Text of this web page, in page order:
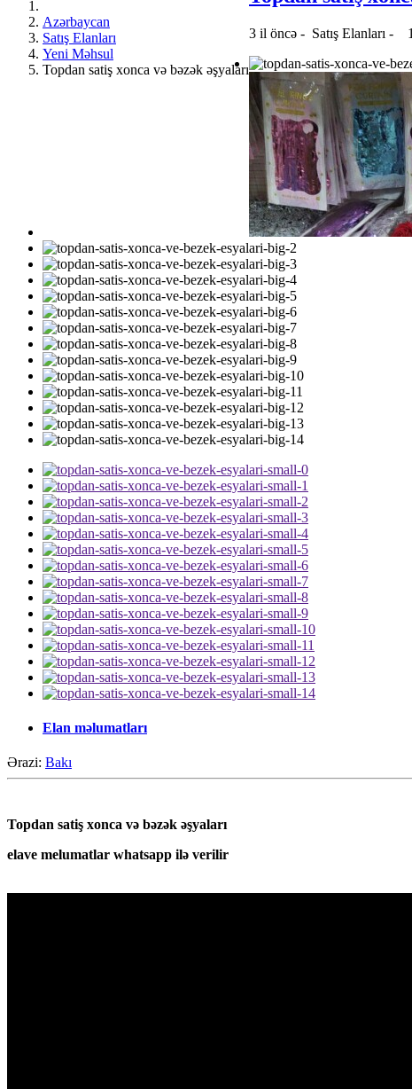
Azərbaycan
Satış Elanları
Yeni Məhsul
Topdan satiş xonca və bəzək əşyaları
3 il öncə - Satış Elanları -
Elan məlumatları
Ərazi: Bakı
Topdan satiş xonca və bəzək əşyaları
elave melumatlar whatsapp ilə verilir